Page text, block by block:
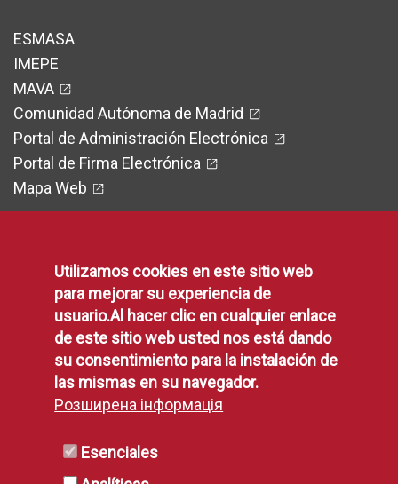
ESMASA
IMEPE
MAVA
Comunidad Autónoma de Madrid
Portal de Administración Electrónica
Portal de Firma Electrónica
Mapa Web
Legal
Protección de Datos
Política de Privacidad
Aviso Legal
Disponibilidad
Declaración de Accesibilidad
Política de Cookies
Utilizamos cookies en este sitio web
para mejorar su experiencia de
usuario.Al hacer clic en cualquier enlace
de este sitio web usted nos está dando
su consentimiento para la instalación de
las mismas en su navegador.
Розширена інформація
Esenciales